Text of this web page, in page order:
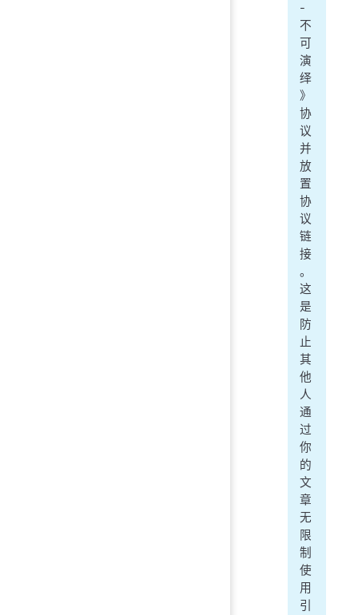
-
不
可
演
绎
》
协
议
并
放
置
协
议
链
接
。
这
是
防
止
其
他
人
通
过
你
的
文
章
无
限
制
使
用
引